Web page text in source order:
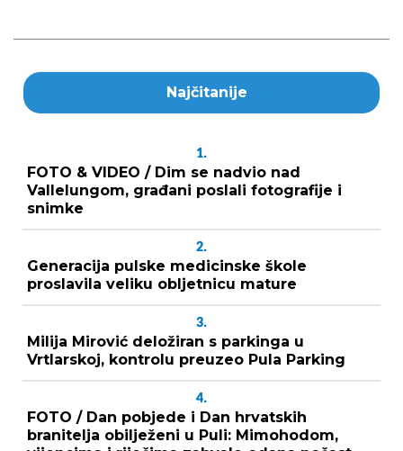
Najčitanije
1.
FOTO & VIDEO / Dim se nadvio nad
Vallelungom, građani poslali fotografije i
snimke
2.
Generacija pulske medicinske škole
proslavila veliku obljetnicu mature
3.
Milija Mirović deložiran s parkinga u
Vrtlarskoj, kontrolu preuzeo Pula Parking
4.
FOTO / Dan pobjede i Dan hrvatskih
branitelja obilježeni u Puli: Mimohodom,